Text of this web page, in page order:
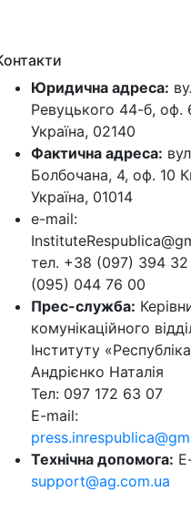
Юридична адреса:
Ревуцького 44-б, оф.
Україна, 02140
Фактична адреса:
Болбочана, 4, оф. 10
Україна, 01014
e-mail:
тел. +38 (097) 394 32
(095) 044 76 00
Прес-служба:
комунікаційного
Інституту
Андрієнко Наталія
Тел: 097 172 63 07
E-mail:
Технічна допомога:
support@ag.com.ua